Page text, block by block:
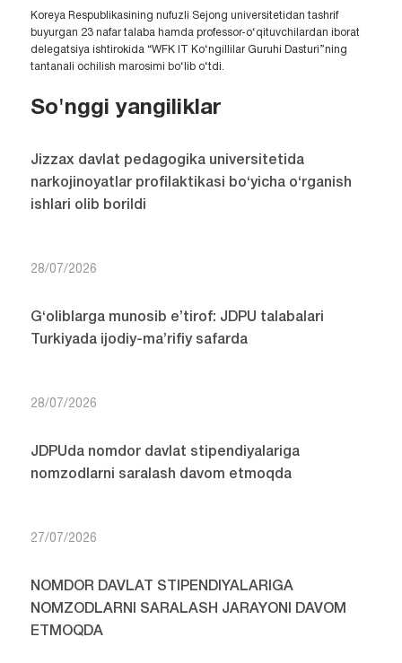
Koreya Respublikasining nufuzli Sejong universitetidan tashrif
buyurgan 23 nafar talaba hamda professor-o‘qituvchilardan iborat
delegatsiya ishtirokida “WFK IT Ko‘ngillilar Guruhi Dasturi”ning
tantanali ochilish marosimi bo‘lib o‘tdi.
So'nggi yangiliklar
Jizzax davlat pedagogika universitetida
narkojinoyatlar profilaktikasi bo‘yicha o‘rganish
ishlari olib borildi
28/07/2026
G‘oliblarga munosib e’tirof: JDPU talabalari
Turkiyada ijodiy-ma’rifiy safarda
28/07/2026
JDPUda nomdor davlat stipendiyalariga
nomzodlarni saralash davom etmoqda
27/07/2026
NOMDOR DAVLAT STIPENDIYALARIGA
NOMZODLARNI SARALASH JARAYONI DAVOM
ETMOQDA